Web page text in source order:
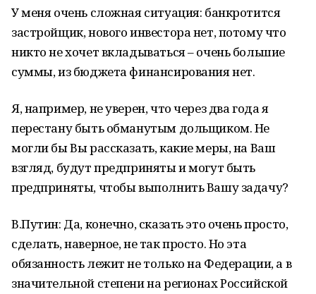
У меня очень сложная ситуация: банкротится
застройщик, нового инвестора нет, потому что
никто не хочет вкладываться – очень большие
суммы, из бюджета финансирования нет.
Я, например, не уверен, что через два года я
перестану быть обманутым дольщиком. Не
могли бы Вы рассказать, какие меры, на Ваш
взгляд, будут предприняты и могут быть
предприняты, чтобы выполнить Вашу задачу?
В.Путин: Да, конечно, сказать это очень просто,
сделать, наверное, не так просто. Но эта
обязанность лежит не только на Федерации, а в
значительной степени на регионах Российской